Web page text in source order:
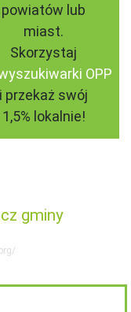
powiatów lub
miast.
Skorzystaj
OPP
i przekaż swój
1,5% lokalnie!
gminy